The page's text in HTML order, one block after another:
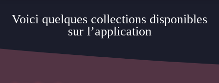
Voici quelques collections disponibles
sur l’application